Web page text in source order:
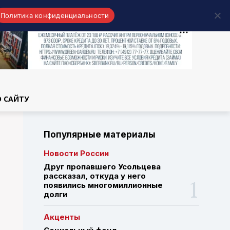
САЙТУ
Популярные материалы
Новости России
Друг пропавшего Усольцева
рассказал, откуда у него
появились многомиллионные
долги
Акценты
Политика конфиденциальности